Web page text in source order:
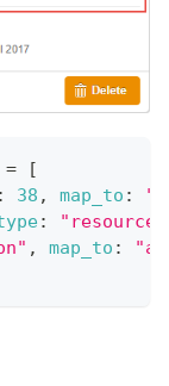
=
[
: 38 , map_to :
:
, map_to :